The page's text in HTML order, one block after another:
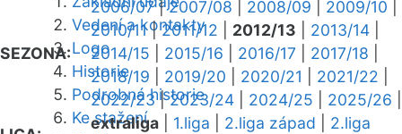
Vedení a kontakty
Logo
Historie
Podrobná historie
Ke stažení
SEZONA:
2006/07|2007/08 2008/09 2009/10
2010/11|2011/12 2012/13 2013/14
2014/15
2015/16 2016/17 2017/18
2018/19
2019/20 2020/21 2021/22
2022/23|2023/24 2024/25 2025/26
extraliga 1.liga 2.liga západ
2.liga